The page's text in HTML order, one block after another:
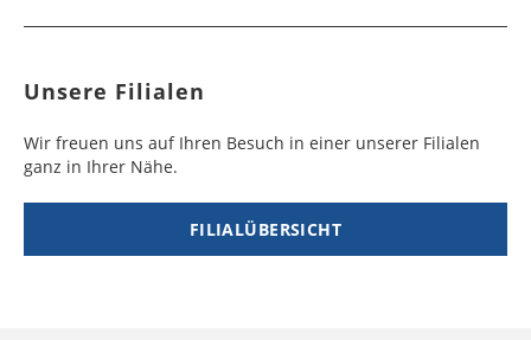
Unsere Filialen
Wir freuen uns auf Ihren Besuch in einer unserer Filialen
ganz in Ihrer Nähe.
FILIALÜBERSICHT